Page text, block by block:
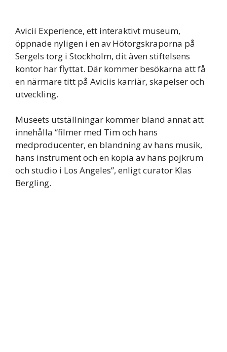
Avicii Experience, ett interaktivt museum,
öppnade nyligen i en av Hötorgskraporna på
Sergels torg i Stockholm, dit även stiftelsens
kontor har flyttat. Där kommer besökarna att få
en närmare titt på Aviciis karriär, skapelser och
utveckling.
Museets utställningar kommer bland annat att
innehålla “filmer med Tim och hans
medproducenter, en blandning av hans musik,
hans instrument och en kopia av hans pojkrum
och studio i Los Angeles”, enligt curator Klas
Bergling.